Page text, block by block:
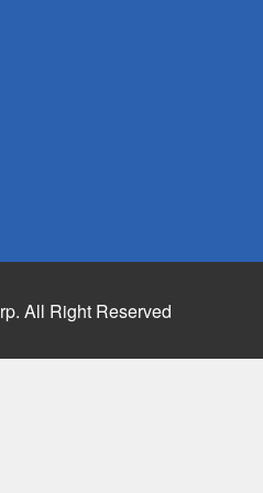
All Right Reserved